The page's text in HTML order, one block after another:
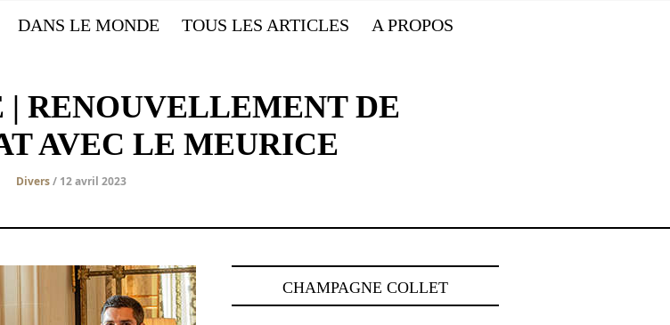
DANS LE MONDE TOUS LES ARTICLES A PROPOS
| RENOUVELLEMENT DE
AVEC LE MEURICE
Divers/ 12 avril 2023
CHAMPAGNE COLLET